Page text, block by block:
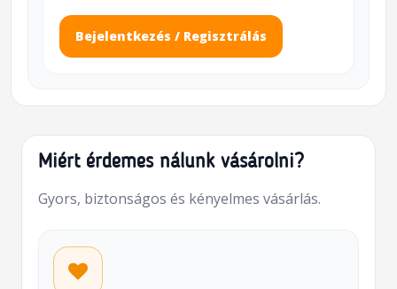
Bejelentkezés / Regisztrálás
Miért érdemes nálunk vásárolni?
Gyors, biztonságos és kényelmes vásárlás.